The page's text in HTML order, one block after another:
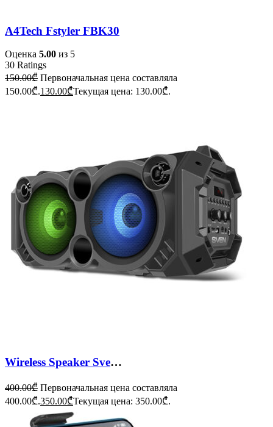
A4Tech Fstyler FBK30
Оценка 5.00 из 5
30 Ratings
150.00₾ Первоначальная цена составляла
150.00₾.130.00₾Текущая цена: 130.00₾.
Wireless Speaker Sven PS-550
400.00₾ Первоначальная цена составляла
400.00₾.350.00₾Текущая цена: 350.00₾.